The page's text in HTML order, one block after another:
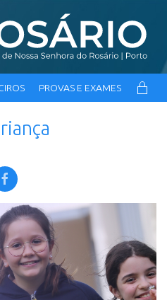
PROVAS E EXAMES